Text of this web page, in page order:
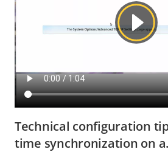
Technical configuration
time synchronization on